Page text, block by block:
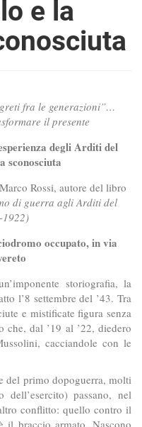
e la
fra le generazioni”…
il presente
degli Arditi del
sconosciuta
Rossi, autore del libro
di guerra agli Arditi del
occupato, in via
storiografia, la
l’8 settembre del ’43. Tra
e mistificate figura senza
dal ’19 al ’22, diedero
cacciandole con le
del primo dopoguerra, molti
dell’esercito) passano, nel
conflitto: quello contro il